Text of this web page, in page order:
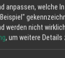
Life-Balance und
und -
anpassen, welche
werden nicht
, um weitere Details